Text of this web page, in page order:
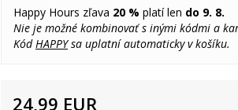
Happy Hours zľava 20 % platí len do 9. 8.
Nie je možné kombinovať s inými kódmi a
KódHAPPYsa uplatní automaticky v košíku.
24,99 EUR